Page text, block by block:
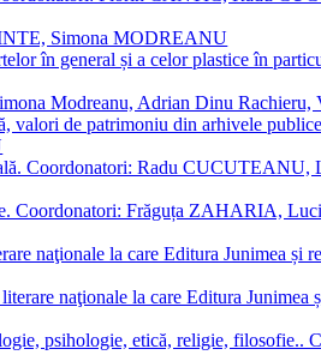
Simona MODREANU
în general și a celor plastice în
Modreanu, Adrian Dinu Rachieru,
valori de patrimoniu din arhivele
Coordonatori: Radu
Coordonatori: Frăguța ZAHARIA,
naţionale la care Editura Junimea și
naţionale la care Editura Junimea
psihologie, etică, religie, filosofie..